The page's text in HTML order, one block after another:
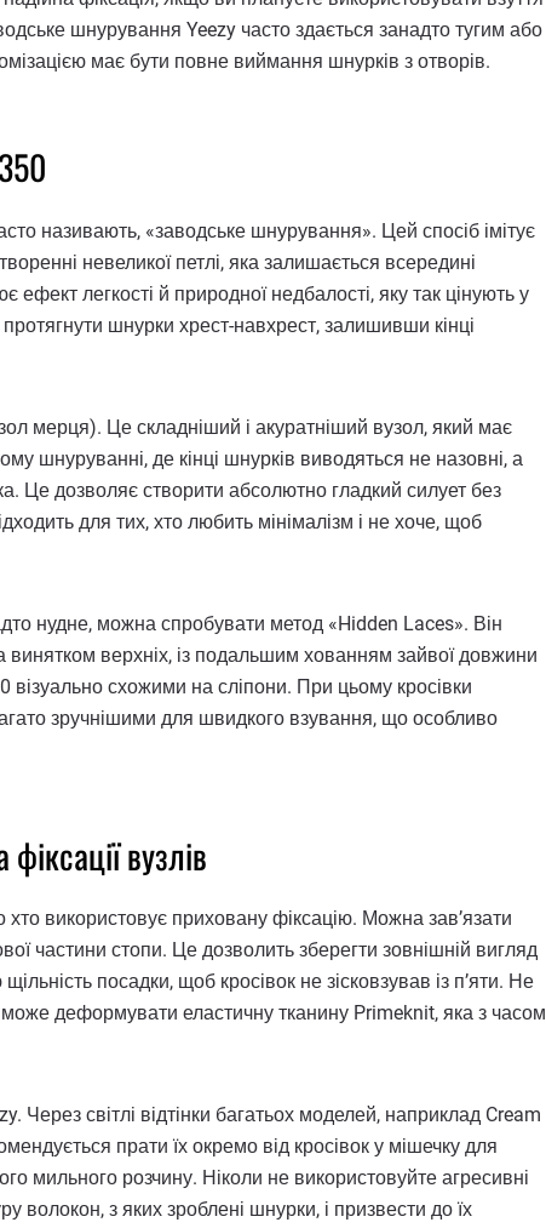
шнурування Yeezy часто здається занадто тугим або
має бути повне виймання шнурків з отворів.
називають, «заводське шнурування». Цей спосіб імітує
невеликої петлі, яка залишається всередині
легкості й природної недбалості, яку так цінують у
протягнути шнурки хрест-навхрест, залишивши кінці
мерця). Це складніший і акуратніший вузол, який має
шнуруванні, де кінці шнурків виводяться не назовні, а
Це дозволяє створити абсолютно гладкий силует без
для тих, хто любить мінімалізм і не хоче, щоб
нудне, можна спробувати метод «Hidden Laces». Він
винятком верхніх, із подальшим хованням зайвої довжини
схожими на сліпони. При цьому кросівки
зручнішими для швидкого взування, що особливо
вузлів
використовує приховану фіксацію. Можна зав’язати
частини стопи. Це дозволить зберегти зовнішній вигляд
посадки, щоб кросівок не зісковзував із п’яти. Не
деформувати еластичну тканину Primeknit, яка з часом
світлі відтінки багатьох моделей, наприклад Cream
прати їх окремо від кросівок у мішечку для
мильного розчину. Ніколи не використовуйте агресивні
волокон, з яких зроблені шнурки, і призвести до їх